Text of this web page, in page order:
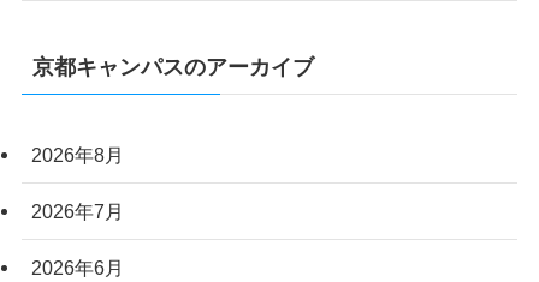
京都キャンパスのアーカイブ
2026年8月
2026年7月
2026年6月